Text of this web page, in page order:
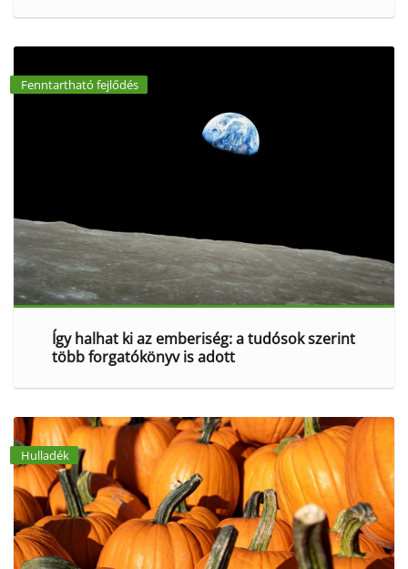
Fenntartható fejlődés
Így halhat ki az emberiség: a tudósok szerint
több forgatókönyv is adott
Hulladék